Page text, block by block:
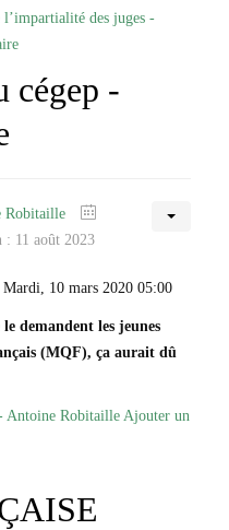
des juges -
cégep -
Robitaille
: 11 août 2023
10 mars 2020 05:00
demandent les jeunes
(MQF), ça aurait dû
Antoine Robitaille Ajouter un